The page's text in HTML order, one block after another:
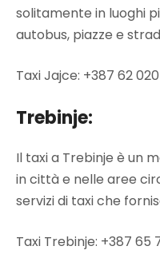
solitamente in luoghi
autobus, piazze e
Taxi Jajce: +387 62
Trebinje:
Il taxi a Trebinje è un
in città e nelle aree
servizi di taxi che
Taxi Trebinje: +387 65